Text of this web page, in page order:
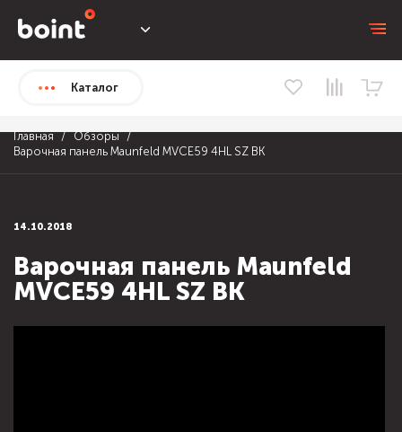
Каталог
Главная
Обзоры
Варочная панель Maunfeld MVCE59 4HL SZ BK
14.10.2018
Варочная панель Maunfeld
MVCE59 4HL SZ BK